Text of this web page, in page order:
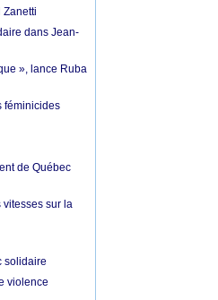
Zanetti
dans Jean-
», lance Ruba
féminicides
de Québec
vitesses sur la
solidaire
violence